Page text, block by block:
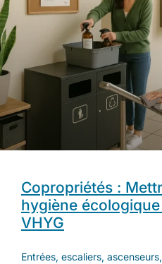
Copropriétés :
hygiène
VHYG
Entrées, escaliers,